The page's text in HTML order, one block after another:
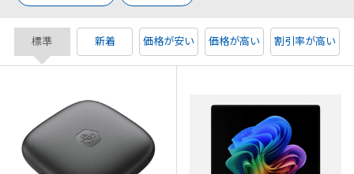
標準 新着 価格が安い 価格が高い 割引率が高い